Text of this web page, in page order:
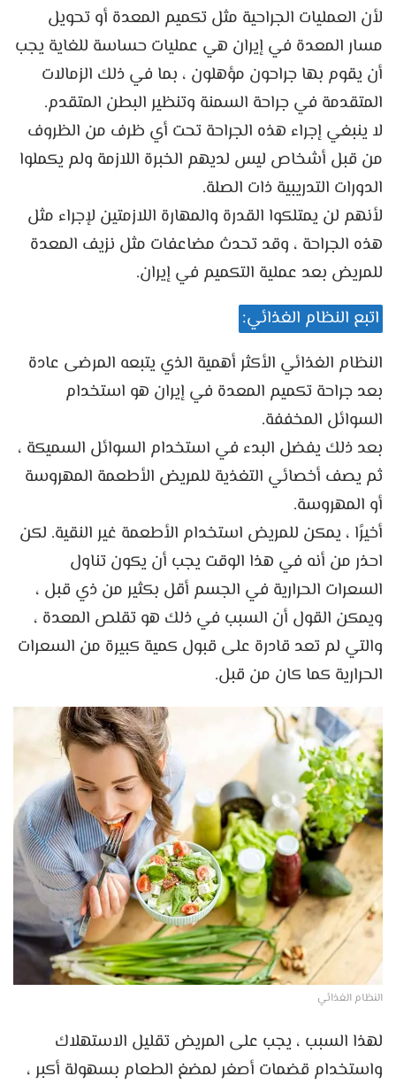
لأن العمليات الجراحية مثل تكميم المعدة أو تحويل
مسار المعدة في إيران هي عمليات حساسة للغاية يجب
أن يقوم بها جراحون مؤهلون ، بما في ذلك الزمالات
المتقدمة في جراحة السمنة وتنظير البطن المتقدم.
لا ينبغي إجراء هذه الجراحة تحت أي ظرف من الظروف
من قبل أشخاص ليس لديهم الخبرة اللازمة ولم يكملوا
الدورات التدريبية ذات الصلة.
لأنهم لن يمتلكوا القدرة والمهارة اللازمتين لإجراء مثل
هذه الجراحة ، وقد تحدث مضاعفات مثل نزيف المعدة
للمريض بعد عملية التكميم في إيران.
اتبع النظام الغذائي:
النظام الغذائي الأكثر أهمية الذي يتبعه المرضى عادة
بعد جراحة تكميم المعدة في إيران هو استخدام
السوائل المخففة.
بعد ذلك يفضل البدء في استخدام السوائل السميكة ،
ثم يصف أخصائي التغذية للمريض الأطعمة المهروسة
أو المهروسة.
أخيرًا ، يمكن للمريض استخدام الأطعمة غير النقية. لكن
احذر من أنه في هذا الوقت يجب أن يكون تناول
السعرات الحرارية في الجسم أقل بكثير من ذي قبل ،
ويمكن القول أن السبب في ذلك هو تقلص المعدة ،
والتي لم تعد قادرة على قبول كمية كبيرة من السعرات
الحرارية كما كان من قبل.
النظام الغذائي
لهذا السبب ، يجب على المريض تقليل الاستهلاك
واستخدام قضمات أصغر لمضغ الطعام بسهولة أكبر ،